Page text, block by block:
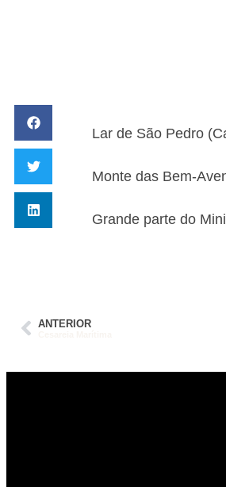
Lar de São Pedro
Monte das Bem-
Grande parte do
ANTERIOR